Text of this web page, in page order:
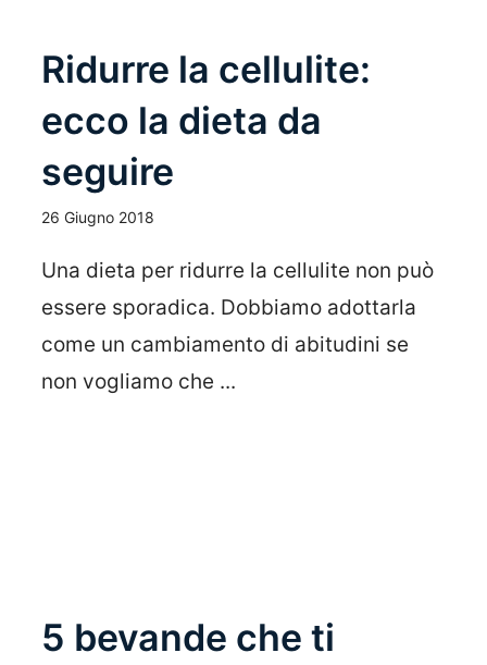
Ridurre la cellulite:
ecco la dieta da
seguire
26 Giugno 2018
Una dieta per ridurre la cellulite non può
essere sporadica. Dobbiamo adottarla
come un cambiamento di abitudini se
non vogliamo che ...
5 bevande che ti